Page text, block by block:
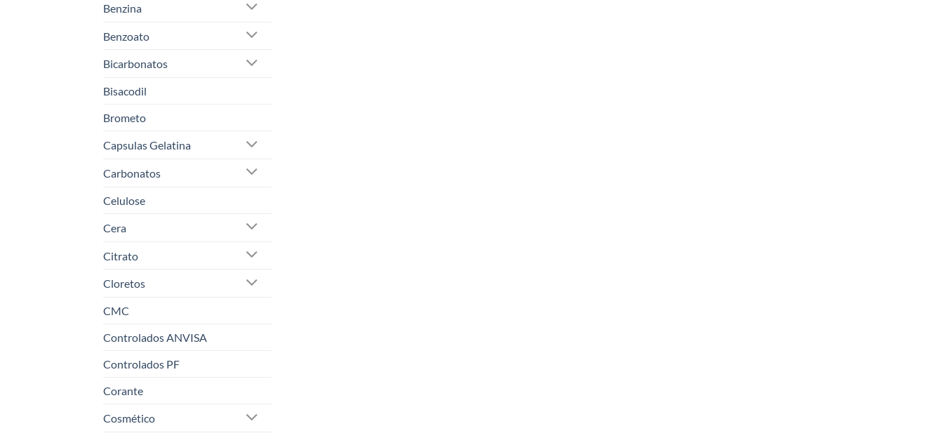
Benzina
Benzoato
Bicarbonatos
Bisacodil
Brometo
Capsulas Gelatina
Carbonatos
Celulose
Cera
Citrato
Cloretos
CMC
Controlados ANVISA
Controlados PF
Corante
Cosmético